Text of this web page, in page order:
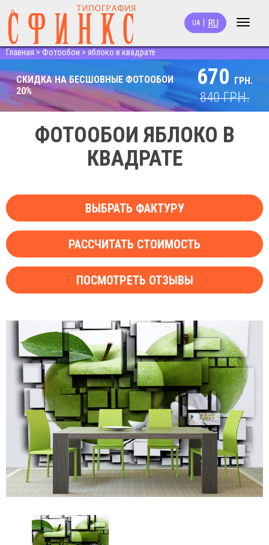
Toggle
UA RU
Главная > Фотообои > яблоко в квадрате
СКИДКА НА БЕСШОВНЫЕ ФОТООБОИ
20%
670 ГРН.
840ГРН.
ФОТООБОИ ЯБЛОКО В
КВАДРАТЕ
ВЫБРАТЬ ФАКТУРУ
РАССЧИТАТЬ СТОИМОСТЬ
ПОСМОТРЕТЬ ОТЗЫВЫ